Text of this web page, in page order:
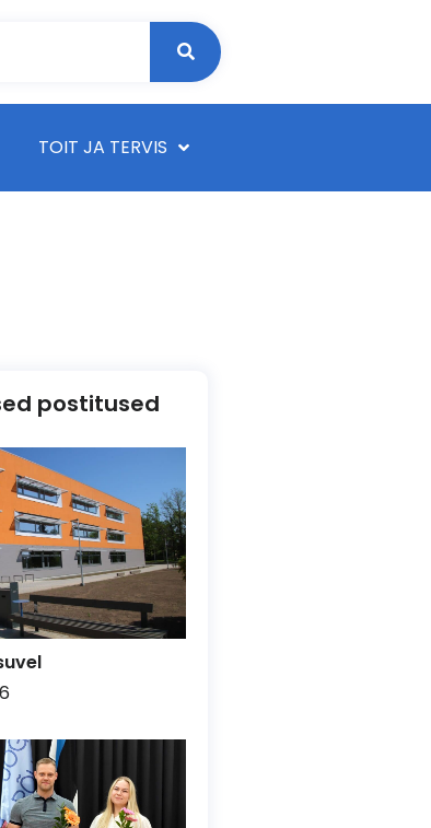
TOIT JA TERVIS
postitused